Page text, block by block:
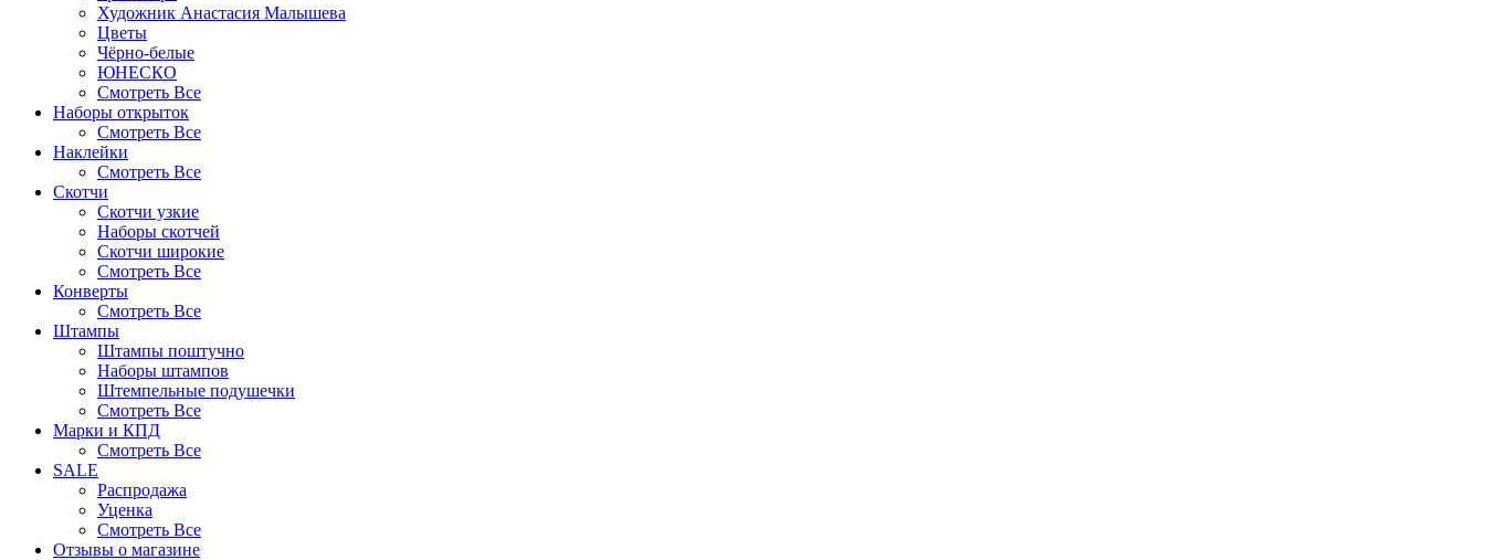
Художник Анастасия Малышева
Цветы
Чёрно-белые
ЮНЕСКО
Смотреть Все
Наборы открыток
Смотреть Все
Наклейки
Смотреть Все
Скотчи
Скотчи узкие
Наборы скотчей
Скотчи широкие
Смотреть Все
Конверты
Смотреть Все
Штампы
Штампы поштучно
Наборы штампов
Штемпельные подушечки
Смотреть Все
Марки и КПД
Смотреть Все
SALE
Распродажа
Уценка
Смотреть Все
Отзывы о магазине